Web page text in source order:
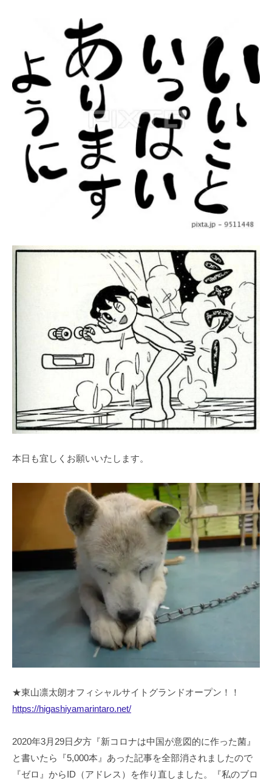
本日も宜しくお願いいたします。
★東山凛太朗オフィシャルサイトグランドオープン！！
https://higashiyamarintaro.net/
2020年3月29日夕方『新コロナは中国が意図的に作った菌』
と書いたら『5,000本』あった記事を全部消されましたので
『ゼロ』からID（アドレス）を作り直しました。『私のブロ